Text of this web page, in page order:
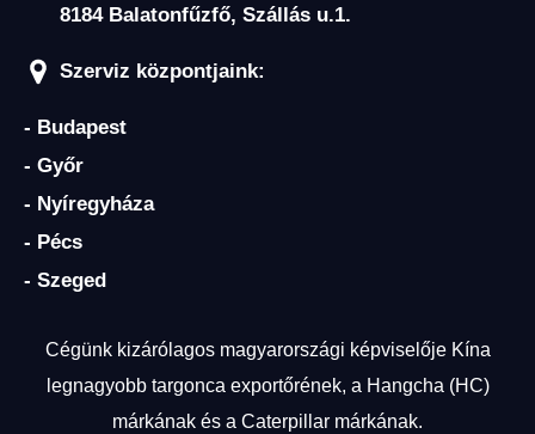
8184 Balatonfűzfő, Szállás u.1.
Szerviz központjaink:
- Budapest
- Győr
- Nyíregyháza
- Pécs
- Szeged
Cégünk kizárólagos magyarországi képviselője Kína
legnagyobb targonca exportőrének, a Hangcha (HC)
márkának és a Caterpillar márkának.